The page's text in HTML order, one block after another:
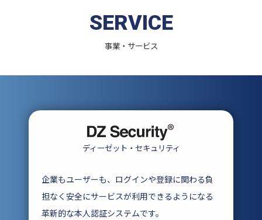
SERVICE
事業・サービス
ディーゼット・セキュリティ
企業もユーザーも、ログインや登録に関わる負
担なく安全にサービスが利用できるようになる
革新的な本人認証システムです。